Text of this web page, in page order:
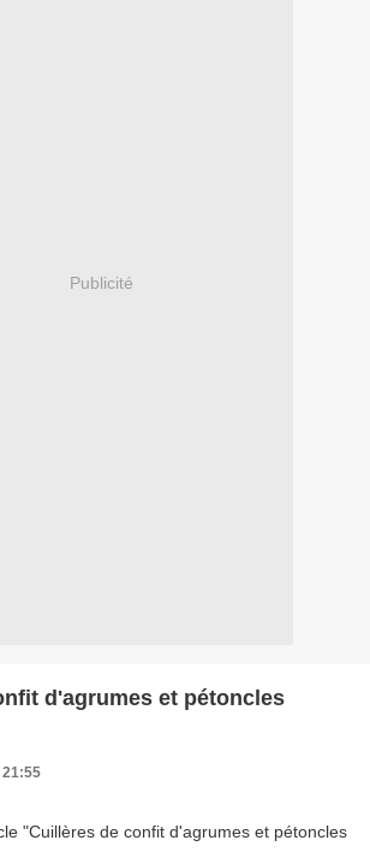
Publicité
d'agrumes et pétoncles
21:55